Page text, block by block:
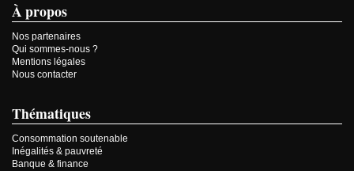
À propos
Nos partenaires
Qui sommes-nous ?
Mentions légales
Nous contacter
Thématiques
Consommation soutenable
Inégalités & pauvreté
Banque & finance